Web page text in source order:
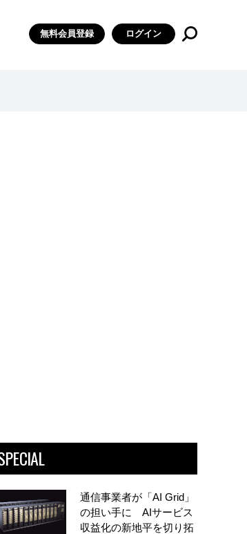
無料会員登録 ログイン
通信事業者が「AI Grid」
の担い手に AIサービス
収益化の新地平を切り拓